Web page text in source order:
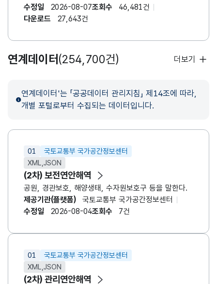
수정일
2026-08-07조회수
46,481건
다운로드
27,643건
연계데이터 (254,700건) 더보기
연계데이터'는 「공공데이터 관리지침」 제14조에 따라,
개별 포털로부터 수집되는 데이터입니다.
01
국토교통부 국가공간정보센터
XML,JSON
(2차) 보전연안해역
공원, 경관보호, 해양생태, 수자원보호구 등을 말한다.
제공기관(플랫폼)
국토교통부 국가공간정보센터
수정일
2026-08-04조회수 7건
01
국토교통부 국가공간정보센터
XML,JSON
(2차) 관리연안해역